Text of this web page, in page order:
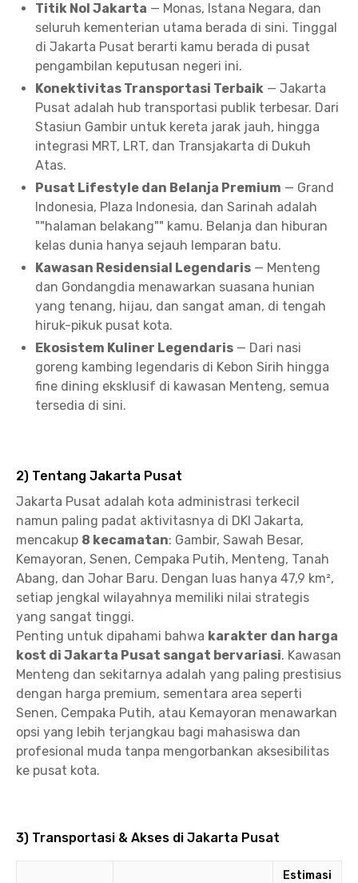
Titik Nol Jakarta — Monas, Istana Negara, dan
seluruh kementerian utama berada di sini. Tinggal
di Jakarta Pusat berarti kamu berada di pusat
pengambilan keputusan negeri ini.
Konektivitas Transportasi Terbaik — Jakarta
Pusat adalah hub transportasi publik terbesar. Dari
Stasiun Gambir untuk kereta jarak jauh, hingga
integrasi MRT, LRT, dan Transjakarta di Dukuh
Atas.
Pusat Lifestyle dan Belanja Premium — Grand
Indonesia, Plaza Indonesia, dan Sarinah adalah
""halaman belakang"" kamu. Belanja dan hiburan
kelas dunia hanya sejauh lemparan batu.
Kawasan Residensial Legendaris — Menteng
dan Gondangdia menawarkan suasana hunian
yang tenang, hijau, dan sangat aman, di tengah
hiruk-pikuk pusat kota.
Ekosistem Kuliner Legendaris — Dari nasi
goreng kambing legendaris di Kebon Sirih hingga
fine dining eksklusif di kawasan Menteng, semua
tersedia di sini.
2) Tentang Jakarta Pusat
Jakarta Pusat adalah kota administrasi terkecil
namun paling padat aktivitasnya di DKI Jakarta,
mencakup 8 kecamatan: Gambir, Sawah Besar,
Kemayoran, Senen, Cempaka Putih, Menteng, Tanah
Abang, dan Johar Baru. Dengan luas hanya 47,9 km²,
setiap jengkal wilayahnya memiliki nilai strategis
yang sangat tinggi.
Penting untuk dipahami bahwa karakter dan harga
kost di Jakarta Pusat sangat bervariasi. Kawasan
Menteng dan sekitarnya adalah yang paling prestisius
dengan harga premium, sementara area seperti
Senen, Cempaka Putih, atau Kemayoran menawarkan
opsi yang lebih terjangkau bagi mahasiswa dan
profesional muda tanpa mengorbankan aksesibilitas
ke pusat kota.
3) Transportasi & Akses di Jakarta Pusat
Estimasi